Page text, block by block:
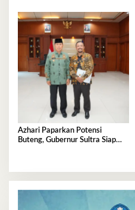
Azhari Paparkan Potensi
Buteng, Gubernur Sultra Siap